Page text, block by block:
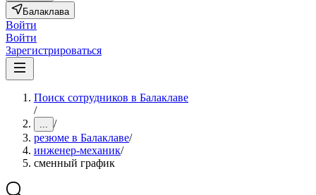
Балаклава
Войти
Войти
Зарегистрироваться
Поиск сотрудников в Балаклаве
/
... /
резюме в Балаклаве/
инженер-механик/
сменный график